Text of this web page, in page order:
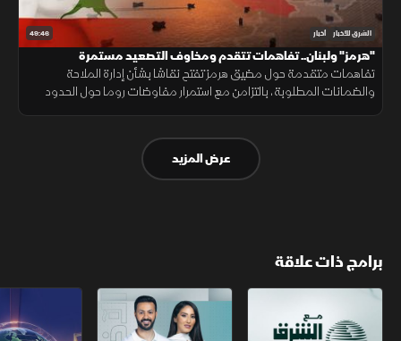
49:46 الشرق للأخبار أخبار
"هرمز" ولبنان.. تفاهمات تتقدم ومخاوف التصعيد مستمرة
تفاهمات متقدمة حول مضيق هرمز تفتح نقاشا بشأن إدارة الملاحة
والضمانات المطلوبة، بالتزامن مع استمرار مفاوضات روما حول الحدود
عرض المزيد
برامج ذات علاقة
مع الشرق الأوسط الخبر الآخر تقارير الشرق